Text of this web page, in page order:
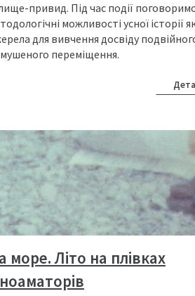
привид. Під час події
можливості усної історії
для вивчення досвіду
переміщення.
море. Літо на плівках